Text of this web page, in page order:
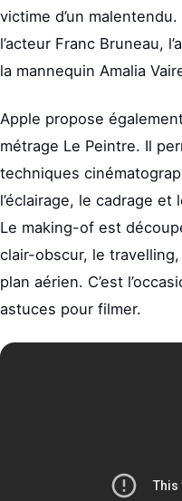
victime d’un
l’acteur Franc Bruneau,
la mannequin Amalia
Apple propose
métrage Le Peintre. Il
techniques
l’éclairage, le cadrage
Le making-of est
clair-obscur, le
plan aérien. C’est
astuces pour filmer.